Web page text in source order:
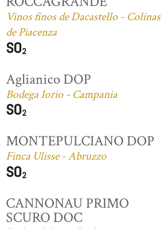
Vinos finos de Dacastello - Colinas
de Piacenza
Aglianico DOP
Bodega Iorio - Campania
MONTEPULCIANO DOP
Finca Ulisse - Abruzzo
CANNONAU PRIMO
SCURO DOC